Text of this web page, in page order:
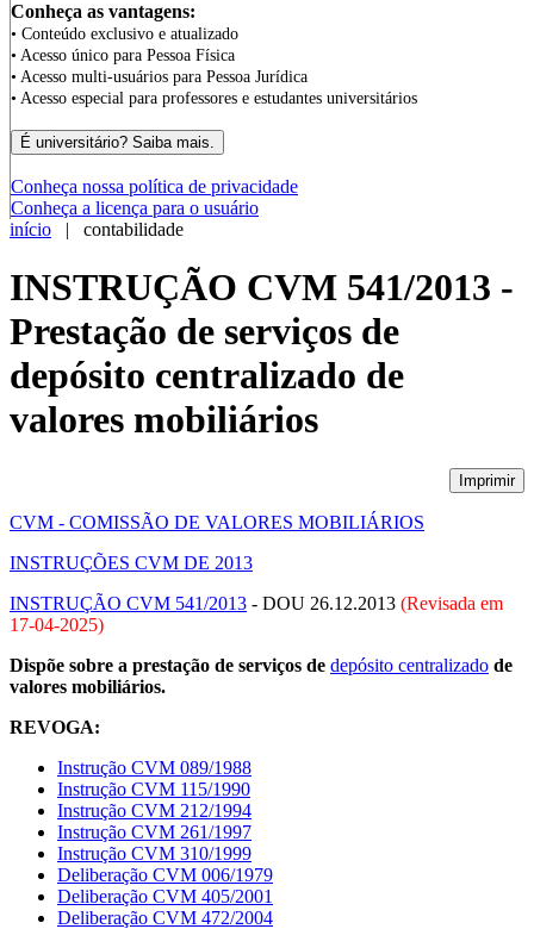
Conheça as vantagens:
• Conteúdo exclusivo e atualizado
• Acesso único para Pessoa Física
• Acesso multi-usuários para Pessoa Jurídica
• Acesso especial para professores e estudantes universitários
Conheça nossa política de privacidade
Conheça a licença para o usuário
início | contabilidade
INSTRUÇÃO CVM 541/2013 -
Prestação de serviços de
depósito centralizado de
valores mobiliários
Imprimir
CVM - COMISSÃO DE VALORES MOBILIÁRIOS
INSTRUÇÕES CVM DE 2013
INSTRUÇÃO CVM 541/2013 - DOU 26.12.2013 (Revisada em
17-04-2025)
Dispõe sobre a prestação de serviços de depósito centralizado de
valores mobiliários.
REVOGA:
Instrução CVM 089/1988
Instrução CVM 115/1990
Instrução CVM 212/1994
Instrução CVM 261/1997
Instrução CVM 310/1999
Deliberação CVM 006/1979
Deliberação CVM 405/2001
Deliberação CVM 472/2004